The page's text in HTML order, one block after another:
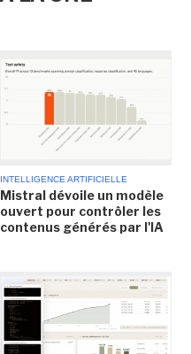
INTELLIGENCE ARTIFICIELLE
Mistral dévoile un modèle
ouvert pour contrôler les
contenus générés par l'IA